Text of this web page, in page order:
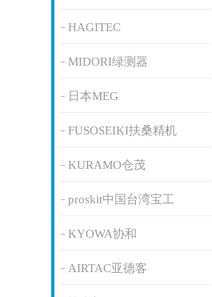
HAGITEC
MIDORI绿测器
日本MEG
FUSOSEIKI扶桑精机
KURAMO仓茂
proskit中国台湾宝工
KYOWA协和
AIRTAC亚德客